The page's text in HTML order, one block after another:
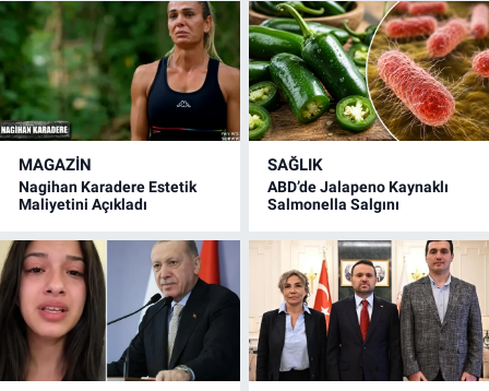
MAGAZİN
Nagihan Karadere Estetik
Maliyetini Açıkladı
SAĞLIK
ABD’de Jalapeno Kaynaklı
Salmonella Salgını